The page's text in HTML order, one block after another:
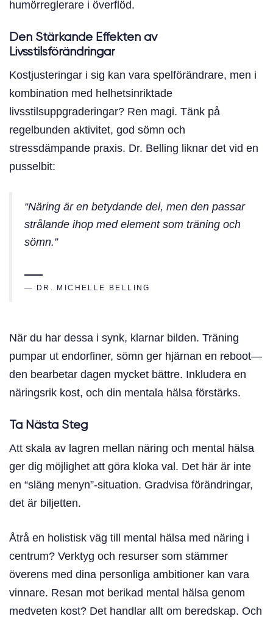
humörreglerare i överflöd.
Den Stärkande Effekten av
Livsstilsförändringar
Kostjusteringar i sig kan vara spelförändrare, men i
kombination med helhetsinriktade
livsstilsuppgraderingar? Ren magi. Tänk på
regelbunden aktivitet, god sömn och
stressdämpande praxis. Dr. Belling liknar det vid en
pusselbit:
“Näring är en betydande del, men den passar
strålande ihop med element som träning och
sömn.”
— DR. MICHELLE BELLING
När du har dessa i synk, klarnar bilden. Träning
pumpar ut endorfiner, sömn ger hjärnan en reboot—
den bearbetar dagen mycket bättre. Inkludera en
näringsrik kost, och din mentala hälsa förstärks.
Ta Nästa Steg
Att skala av lagren mellan näring och mental hälsa
ger dig möjlighet att göra kloka val. Det här är inte
en “släng menyn”-situation. Gradvisa förändringar,
det är biljetten.
Åtrå en holistisk väg till mental hälsa med näring i
centrum? Verktyg och resurser som stämmer
överens med dina personliga ambitioner kan vara
vinnare. Resan mot berikad mental hälsa genom
medveten kost? Det handlar allt om beredskap. Och